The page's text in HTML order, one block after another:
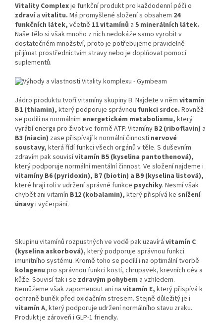
Vitality Complexje funkční produkt pro každodenní péči o
zdravía vitalitu. Má promyšlené složení s obsahem 24
funkčních látek, včetně 11 vitamínů a 5 minerálních látek.
Naše tělo si však mnoho z nich nedokáže samo vyrobit v
dostatečném množství, proto je potřebujeme pravidelně
přijímat prostřednictvím stravy nebo je doplňovat pomocí
suplementů.
Jádro produktu tvoří vitamíny skupiny B. Najdete v něm vitamín
B1 (thiamin), který podporuje správnou funkci srdce. Rovněž
se podílí na normálním energetickém metabolismu, který
vyrábí energii pro život ve formě ATP. Vitamíny B2 (riboflavin) a
B3 (niacin) zase přispívají k normální činnosti nervové
soustavy, která řídí funkci všech orgánů v těle. S duševním
zdravím pak souvisívitamín B5 (kyselina pantothenová),
který podporuje normální mentální činnost. Ve složení najdeme i
vitamíny B6 (pyridoxin), B7 (biotin) a B9 (kyselina listová),
které hrají roli v udržení správné funkce psychiky. Nesmí však
chybět ani vitamín B12 (kobalamin), který přispívá ke snížení
únavyi vyčerpání.
Skupinu vitamínů rozpustných ve vodě pak uzavírá vitamín C
(kyselina askorbová), který podporuje správnou funkci
imunitního systému. Kromě toho se podílí i na optimální tvorbě
kolagenu pro správnou funkci kostí, chrupavek, krevních cév a
kůže. Souvisí tak i se zdravým pohybem a vzhledem.
Nemůžeme však zapomenout ani na vitamín E, který přispívá k
ochraně buněk před oxidačním stresem. Stejně důležitý je i
vitamín A, který podporuje udržení normálního stavu zraku.
Produkt je zároveň i GLP-1 friendly.